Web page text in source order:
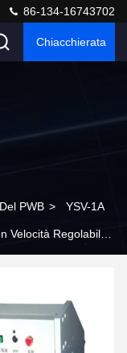
86-134-16743702
Chiacchierata
PWB > YSV-1A
Velocità Regolabile